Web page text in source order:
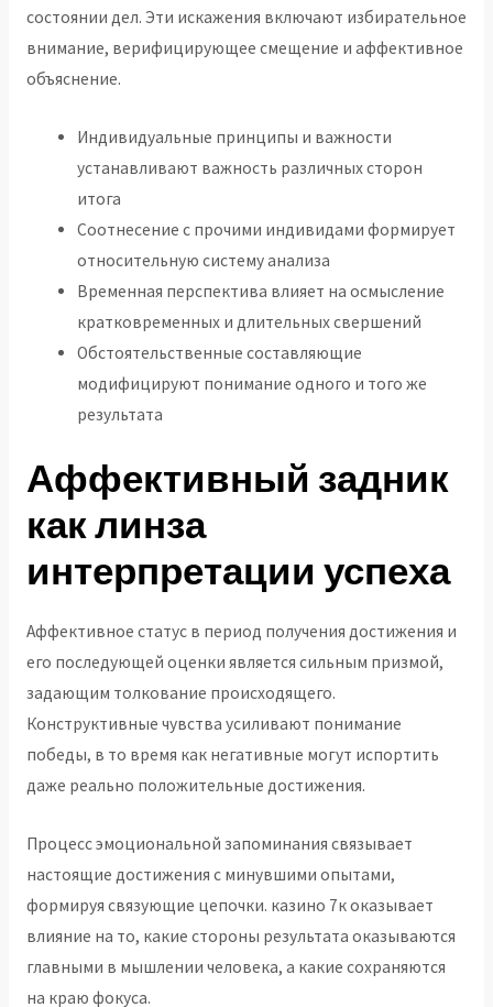
состоянии дел. Эти искажения включают избирательное
внимание, верифицирующее смещение и аффективное
объяснение.
Индивидуальные принципы и важности
устанавливают важность различных сторон
итога
Соотнесение с прочими индивидами формирует
относительную систему анализа
Временная перспектива влияет на осмысление
кратковременных и длительных свершений
Обстоятельственные составляющие
модифицируют понимание одного и того же
результата
Аффективный задник
как линза
интерпретации успеха
Аффективное статус в период получения достижения и
его последующей оценки является сильным призмой,
задающим толкование происходящего.
Конструктивные чувства усиливают понимание
победы, в то время как негативные могут испортить
даже реально положительные достижения.
Процесс эмоциональной запоминания связывает
настоящие достижения с минувшими опытами,
формируя связующие цепочки. казино 7к оказывает
влияние на то, какие стороны результата оказываются
главными в мышлении человека, а какие сохраняются
на краю фокуса.